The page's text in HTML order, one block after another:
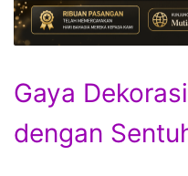
Gaya
dengan